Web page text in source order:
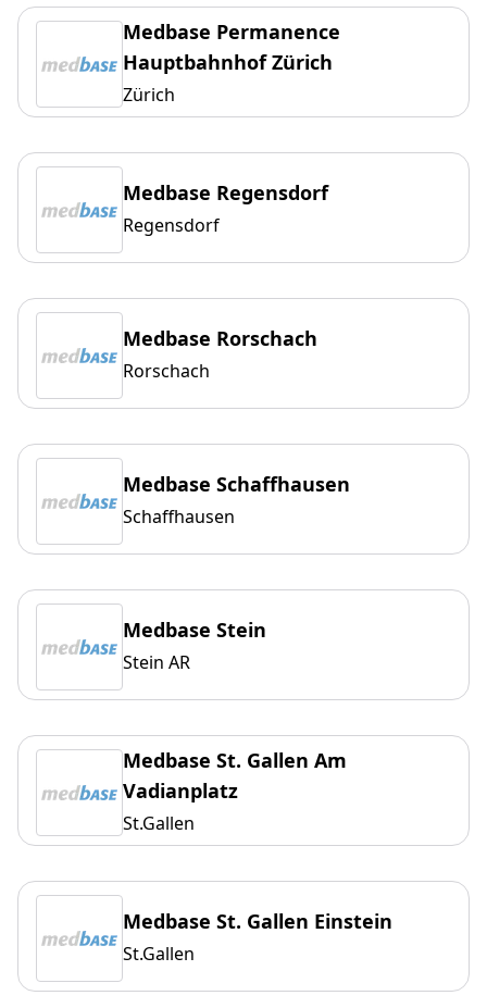
Medbase Permanence
Hauptbahnhof Zürich
Zürich
Medbase Regensdorf
Regensdorf
Medbase Rorschach
Rorschach
Medbase Schaffhausen
Schaffhausen
Medbase Stein
Stein AR
Medbase St. Gallen Am
Vadianplatz
St.Gallen
Medbase St. Gallen Einstein
St.Gallen